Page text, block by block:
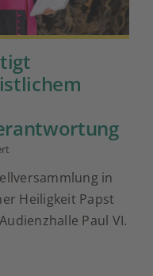
Leo
XIV.
ermutigt
Cartellbrüder
in
Heiligkeit Papst
Paul VI.